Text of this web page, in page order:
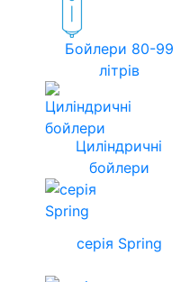
Бойлери 80-99
літрів
Циліндричні
бойлери
серія Spring